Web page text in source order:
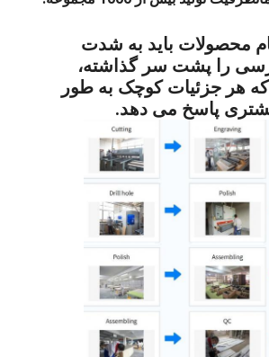
محصولات باید به شدت
را پشت سر گذاشته،
هر جزئیات کوچک به طور
پاسخ می دهد.